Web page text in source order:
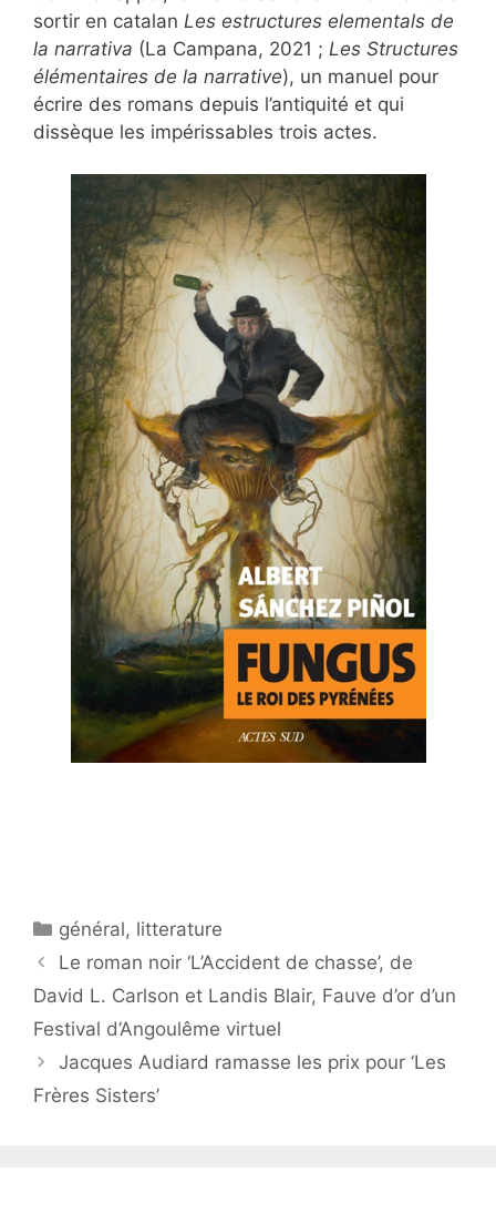
sortir en catalan Les estructures elementals de
la narrativa (La Campana, 2021 ; Les Structures
élémentaires de la narrative), un manuel pour
écrire des romans depuis l’antiquité et qui
dissèque les impérissables trois actes.
Catégories
général, litterature
Le roman noir ‘L’Accident de chasse’, de
David L. Carlson et Landis Blair, Fauve d’or d’un
Festival d’Angoulême virtuel
Jacques Audiard ramasse les prix pour ‘Les
Frères Sisters’